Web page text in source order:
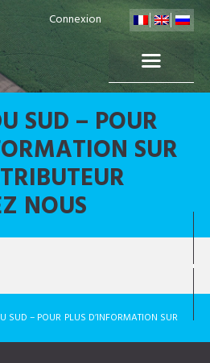
Connexion
SUD – POUR
SUR
NOUS
SUD – POUR PLUS D’INFORMATION SUR